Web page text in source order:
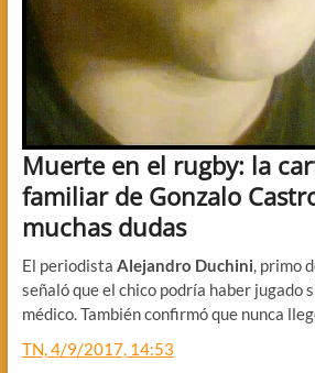
Muerte en el rugby: la
familiar de Gonzalo
muchas dudas
El periodista Alejandro Duchini, primo
señaló que el chico podría haber jugado
médico. También confirmó que nunca
TN, 4/9/2017, 14:53